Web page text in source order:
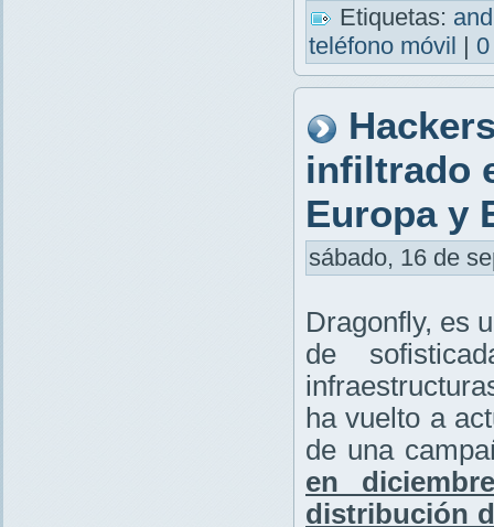
Etiquetas:
teléfono móvil |
infiltrado
Europa y
sábado, 16 de
Dragonfly, es
de
ha vuelto a
de una
en
distribución